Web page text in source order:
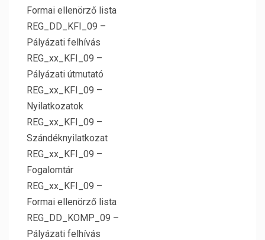
Formai ellenörző lista
REG_DD_KFI_09 –
Pályázati felhívás
REG_xx_KFI_09 –
Pályázati útmutató
REG_xx_KFI_09 –
Nyilatkozatok
REG_xx_KFI_09 –
Szándéknyilatkozat
REG_xx_KFI_09 –
Fogalomtár
REG_xx_KFI_09 –
Formai ellenörző lista
REG_DD_KOMP_09 –
Pályázati felhívás